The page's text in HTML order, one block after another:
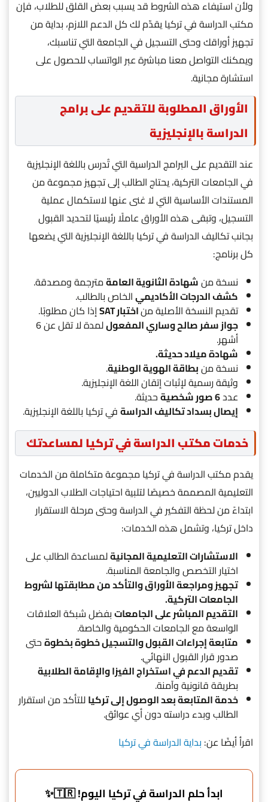
ولأن استيفاء هذه الشروط قد يسبب بعض القلق للطلاب، فإن
مكتب الدراسة في تركيا يقدّم لك كل الدعم اللازم، بداية من
تجهيز أوراقك وحتى التسجيل في الجامعة التي تناسبك،
ويمكنك التواصل معنا مباشرة عبر الواتساب للحصول على
استشارة مجانية.
الأوراق المطلوبة للتقديم على برامج
الدراسة بالإنجليزية
عند التقديم على البرامج الدراسية التي تُدرس باللغة الإنجليزية
في الجامعات التركية، يحتاج الطالب إلى تجهيز مجموعة من
المستندات الأساسية التي لا غنى عنها لاستكمال عملية
التسجيل، وتبقى هذه الأوراق عاملًا رئيسيًا لتحديد القبول
بجانب تكاليف الدراسة في تركيا باللغة الإنجليزية التي يضعها
كل برنامج:
نسخة منشهادة الثانوية العامةمترجمة ومصدقة.
كشف الدرجات الأكاديميالخاص بالطالب.
تقديم النسخة الأصلية مناختبار SAT
إذا كان مطلوبًا.
جواز سفر صالح وساري المفعول
لمدة لا تقل عن 6
أشهر.
شهادة ميلاد حديثة.
نسخة منبطاقة الهوية الوطنية.
وثيقة رسمية لإثبات إتقان اللغة الإنجليزية.
عدد6 صور شخصية
حديثة.
إيصال بسداد تكاليف الدراسةفي تركيا باللغة الإنجليزية.
خدمات مكتب الدراسة في تركيا لمساعدتك
يقدم مكتب الدراسة في تركيا مجموعة متكاملة من الخدمات
التعليمية المصممة خصيصًا لتلبية احتياجات الطلاب الدوليين،
ابتداءً من لحظة التفكير في الدراسة وحتى مرحلة الاستقرار
داخل تركيا، وتشمل هذه الخدمات:
الاستشارات التعليمية المجانيةلمساعدة الطالب على
اختيار التخصص والجامعة المناسبة.
تجهيز ومراجعة الأوراق والتأكد من مطابقتها لشروط
الجامعات التركية.
التقديم المباشر على الجامعاتبفضل شبكة العلاقات
الواسعة مع الجامعات الحكومية والخاصة.
متابعة إجراءات القبول والتسجيل خطوة بخطوةحتى
صدور قرار القبول النهائي.
تقديم الدعم في استخراج الفيزا والإقامة الطلابية
بطريقة قانونية وآمنة.
خدمة المتابعة بعد الوصول إلى تركياللتأكد من استقرار
الطالب وبدء دراسته دون أي عوائق.
اقرأ أيضًا عن: بداية الدراسة في تركيا
ابدأ حلم الدراسة في تركيا اليوم! 🇹🇷✨